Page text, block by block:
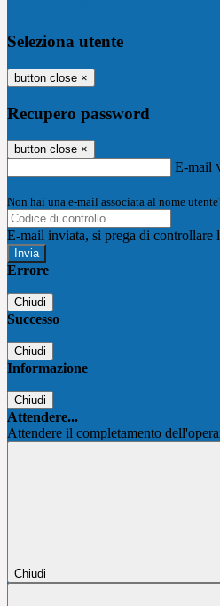
Seleziona utente
button close ×
Recupero password
button close ×
E-mail
Non hai una e-mail associata al nome
E-mail inviata, si prega di controllare
Errore
Chiudi
Successo
Chiudi
Informazione
Chiudi
Attendere...
Attendere il completamento
Chiudi